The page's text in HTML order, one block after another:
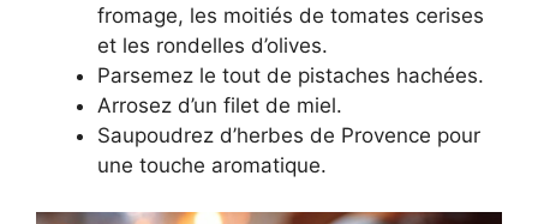
fromage, les moitiés de tomates cerises
et les rondelles d’olives.
Parsemez le tout de pistaches hachées.
Arrosez d’un filet de miel.
Saupoudrez d’herbes de Provence pour
une touche aromatique.